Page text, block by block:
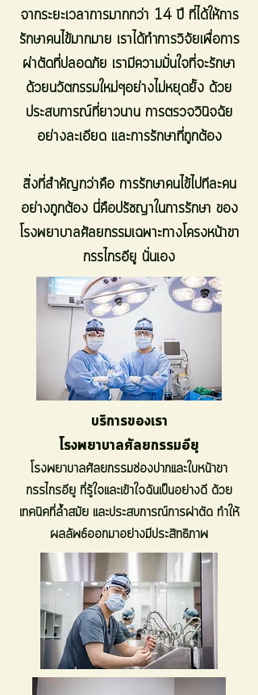
จากระยะเวลาการมากกว่า 14 ปี ที่ได้ให้การ
รักษาคนไข้มากมาย เราได้ทำการวิจัยเพื่อการ
ผ่าตัดที่ปลอดภัย เรามีความมั่นใจที่จะรักษา
ด้วยนวัตกรรมใหม่ๆอย่างไม่หยุดยั้ง ด้วย
ประสบการณ์ที่ยาวนาน การตรวจวินิจฉัย
อย่างละเอียด และการรักษาที่ถูกต้อง
สิ่งที่สำคัญกว่าคือ การรักษาคนไข้ไปทีละคน
อย่างถูกต้อง นี่คือปรัชญาในการรักษา ของ
โรงพยาบาลศัลยกรรมเฉพาะทางโครงหน้าขา
กรรไกรอียู นั่นเอง
บริการของเรา
โรงพยาบาลศัลยกรรมอียู
โรงพยาบาลศัลยกรรมช่องปากและใบหน้าขา
กรรไกรอียู ที่รู้ใจและเข้าใจฉันเป็นอย่างดี ด้วย
เทคนิคที่ล้ำสมัย และประสบการณ์การผ่าตัด ทำให้
ผลลัพธ์ออกมาอย่างมีประสิทธิภาพ